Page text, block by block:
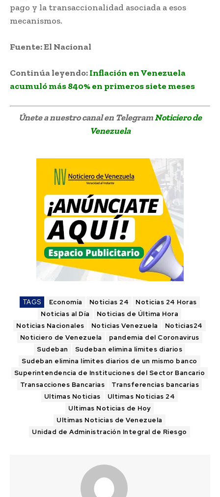
pago y la transaccionalidad asociada a esos
mecanismos.
Fuente: El Nacional
Continúa leyendo:Inflación en Venezuela
acumuló más 840% en primeros siete meses
Únete a nuestro canal en TelegramNoticiero de
Venezuela
TAGS Economía Noticias 24
Noticias 24 Horas
Noticias al Día
Noticias de Última Hora
Noticias Nacionales
Noticias Venezuela
Noticias24
Noticiero de Venezuela
pandemia del Coronavirus
Sudeban
Sudeban elimina límites diarios
Sudeban elimina límites diarios de un mismo banco
Superintendencia de Instituciones del Sector Bancario
Transacciones Bancarias
Transferencias bancarias
Ultimas Noticias
Ultimas Noticias 24
Ultimas Noticias de Hoy
Ultimas Noticias de Venezuela
Unidad de Administración Integral de Riesgo